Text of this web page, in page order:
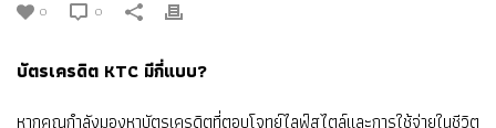
0 0
บัตรเครดิต KTC มีกี่แบบ?
หากคุณกำลังมองหาบัตรเครดิตที่ตอบโจทย์ไลฟ์สไตล์และการใช้จ่ายในชีวิต